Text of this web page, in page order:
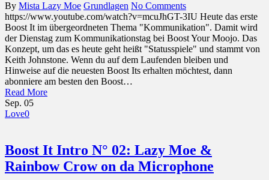
By Mista Lazy Moe Grundlagen No Comments
https://www.youtube.com/watch?v=mcuJhGT-3IU Heute das erste
Boost It im übergeordneten Thema "Kommunikation". Damit wird
der Dienstag zum Kommunikationstag bei Boost Your Moojo. Das
Konzept, um das es heute geht heißt "Statusspiele" und stammt von
Keith Johnstone. Wenn du auf dem Laufenden bleiben und
Hinweise auf die neuesten Boost Its erhalten möchtest, dann
abonniere am besten den Boost…
Read More
Sep. 05
Love0
Boost It Intro N° 02: Lazy Moe &
Rainbow Crow on da Microphone